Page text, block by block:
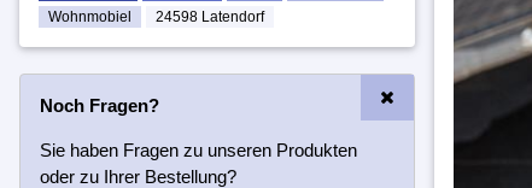
Wohnmobiel
24598 Latendorf
Noch Fragen?
Sie haben Fragen zu unseren Produkten
oder zu Ihrer Bestellung?